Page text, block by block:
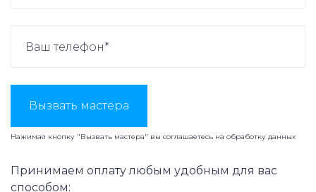
Вызвать мастера
Нажимая кнопку "Вызвать мастера" вы соглашаетесь на обработку данных
Принимаем оплату любым удобным для вас
способом: